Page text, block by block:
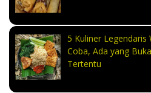
5 Kuliner
Coba, Ada yang
Tertentu